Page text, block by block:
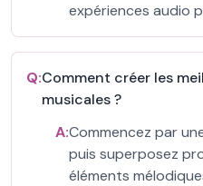
expériences audio
Q:Comment créer les
musicales ?
A:Commencez par
puis superposez
éléments